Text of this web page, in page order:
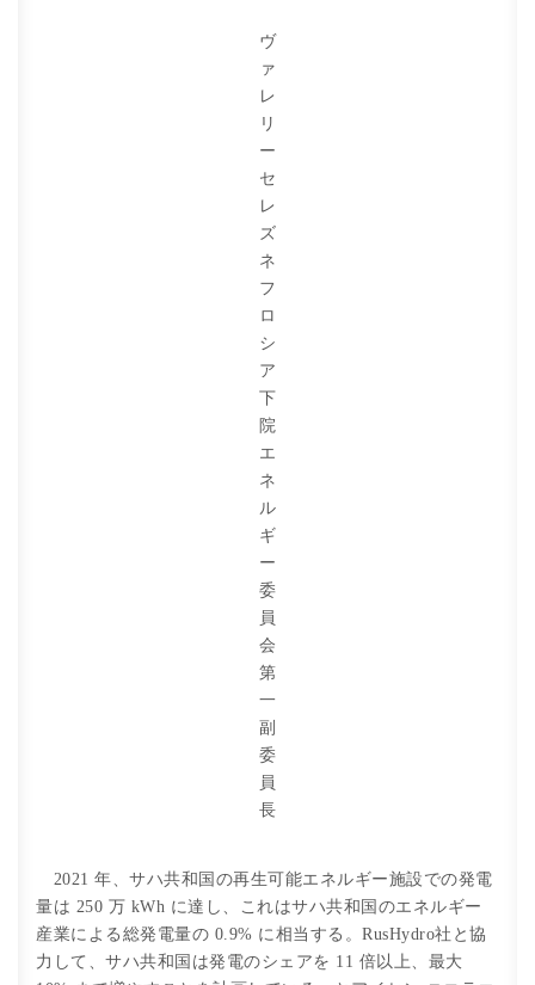
ヴ
ァ
レ
リ
ー
セ
レ
ズ
ネ
フ
ロ
シ
ア
下
院
エ
ネ
ル
ギ
ー
委
員
会
第
一
副
委
員
長
2021 年、サハ共和国の再生可能エネルギー施設での発電
量は 250 万 kWh に達し、これはサハ共和国のエネルギー
産業による総発電量の 0.9% に相当する。RusHydro社と協
力して、サハ共和国は発電のシェアを 11 倍以上、最大